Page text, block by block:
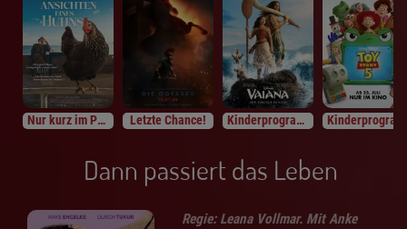
Nur kurz im Programm Letzte Chance! Kinderprogramm
Dann passiert das Leben
Regie: Leana Vollmar. Mit Anke